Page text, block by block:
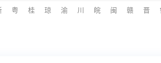
粤 桂 琼 渝 川 皖 闽 赣 晋